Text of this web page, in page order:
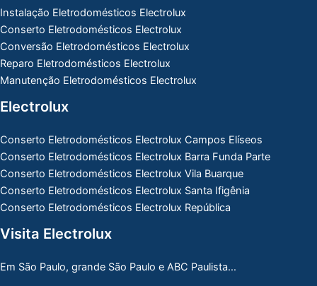
Instalação Eletrodomésticos Electrolux
Conserto Eletrodomésticos Electrolux
Conversão Eletrodomésticos Electrolux
Reparo Eletrodomésticos Electrolux
Manutenção Eletrodomésticos Electrolux
Electrolux
Conserto Eletrodomésticos Electrolux Campos Elíseos
Conserto Eletrodomésticos Electrolux Barra Funda Parte
Conserto Eletrodomésticos Electrolux Vila Buarque
Conserto Eletrodomésticos Electrolux Santa Ifigênia
Conserto Eletrodomésticos Electrolux República
Visita Electrolux
Em São Paulo, grande São Paulo e ABC Paulista…